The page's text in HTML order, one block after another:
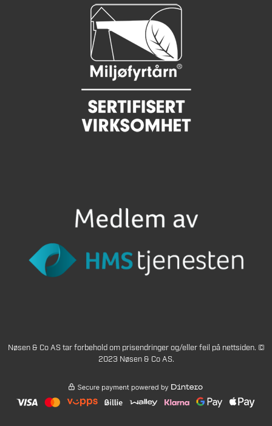
Nøsen & Co AS tar forbehold om prisendringer og/eller feil på nettsiden. ©
2023 Nøsen & Co AS.